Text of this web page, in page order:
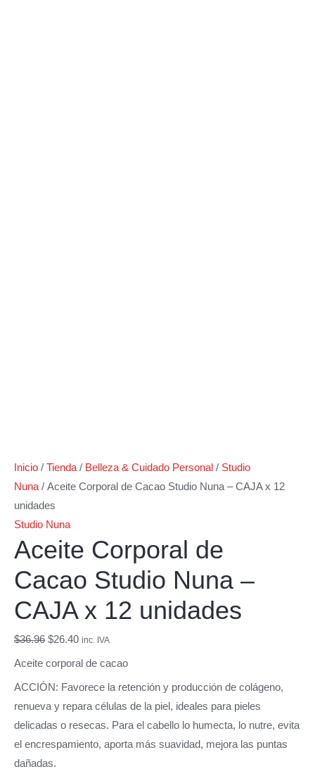
Inicio / Tienda / Belleza & Cuidado Personal / Studio
Nuna / Aceite Corporal de Cacao Studio Nuna – CAJA x 12
unidades
Studio Nuna
Aceite Corporal de
Cacao Studio Nuna –
CAJA x 12 unidades
$36.96 $26.40 inc. IVA
Aceite corporal de cacao
ACCIÓN: Favorece la retención y producción de colágeno,
renueva y repara células de la piel, ideales para pieles
delicadas o resecas. Para el cabello lo humecta, lo nutre, evita
el encrespamiento, aporta más suavidad, mejora las puntas
dañadas.